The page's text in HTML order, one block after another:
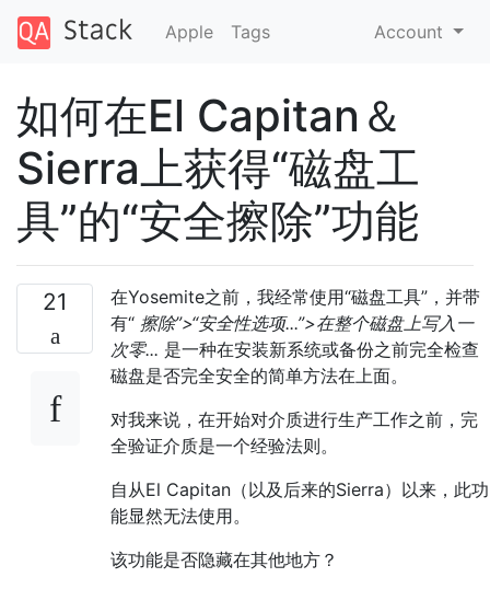
Apple Tags Account
如何在El Capitan＆
Sierra上获得“磁盘工
具”的“安全擦除”功能
21
在Yosemite之前，我经常使用“磁盘工具”，并带
有“ 擦除”>“安全性选项...”>在整个磁盘上写入一
次零... 是一种在安装新系统或备份之前完全检查
磁盘是否完全安全的简单方法在上面。
对我来说，在开始对介质进行生产工作之前，完
全验证介质是一个经验法则。
自从El Capitan（以及后来的Sierra）以来，此功
能显然无法使用。
该功能是否隐藏在其他地方？